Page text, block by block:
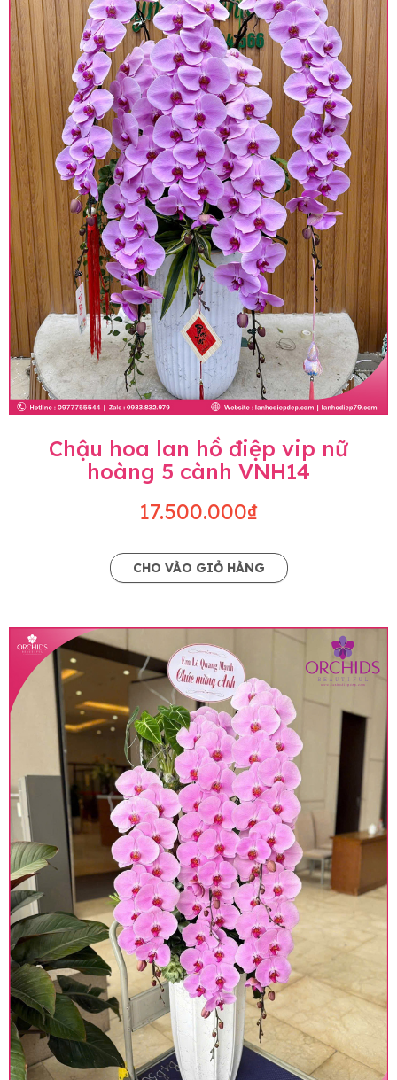
giá trước khi đặt hàng, shop sẽ chủ động báo giá
chính xác khi có địa chỉ giao hàng cụ thể.
Chậu hoa lan hồ điệp vip nữ
hoàng 5 cành VNH14
17.500.000₫
CHO VÀO GIỎ HÀNG